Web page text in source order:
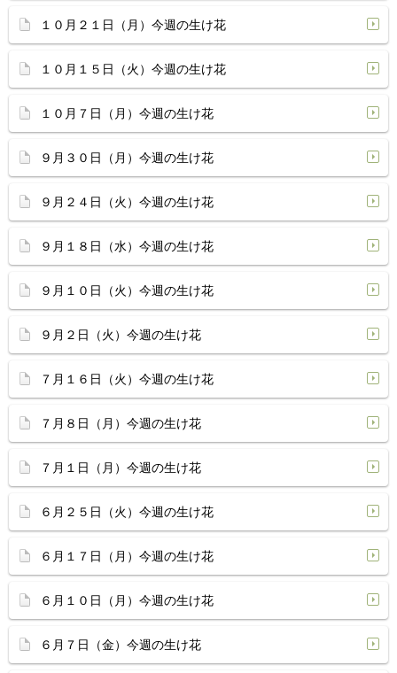
１０月２１日（月）今週の生け花
１０月１５日（火）今週の生け花
１０月７日（月）今週の生け花
９月３０日（月）今週の生け花
９月２４日（火）今週の生け花
９月１８日（水）今週の生け花
９月１０日（火）今週の生け花
９月２日（火）今週の生け花
７月１６日（火）今週の生け花
７月８日（月）今週の生け花
７月１日（月）今週の生け花
６月２５日（火）今週の生け花
６月１７日（月）今週の生け花
６月１０日（月）今週の生け花
６月７日（金）今週の生け花